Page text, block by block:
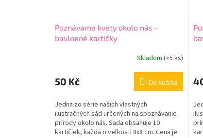
Poznávame kvety okolo nás -
bavlnené kartičky
Skladom (>5 ks)
50 Kč Do košíka
Jedna zo série našich vlastných
ilustračných sád určených na spoznávanie
prírody okolo nás. Sada obsahuje 10
kartičiek, každá o veľkosti 8x8 cm. Cena je